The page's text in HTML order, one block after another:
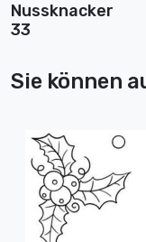
Nussknacker
33
Sie können